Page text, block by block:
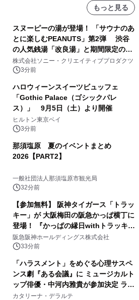
もっと見る
スヌーピーの湯が登場！ 「サウナのあ
とに楽しむPEANUTS」第2弾 渋谷
の人気銭湯「改良湯」と期間限定のコ
ラボレーション サウナイキタイコラ
ボグッズも発売決定！
株式会社ソニー・クリエイティブプロダクツ
3分前
ハロウィーンスイーツビュッフェ
「Gothic Palace（ゴシックパレ
ス）」 9月5日（土）より開催
ヒルトン東京ベイ
3分前
那須塩原 夏のイベントまとめ
2026【PART2】
一般社団法人那須塩原市観光局
32分前
【参加無料】 阪神タイガース「トラッ
キー」が 大阪梅田の阪急かっぱ横丁に
登場！ 『かっぱの縁日withトラッキ
ー』
阪急阪神ホールディングス株式会社
33分前
「ハラスメント」をめぐる心理サスペ
ンス劇『ある会議』に ミュージカルト
ップ俳優・中河内雅貴が参加決定 ラテ
ン・ジャズ界で活躍するSAYAKAが生
カタリーナ・デラルテ